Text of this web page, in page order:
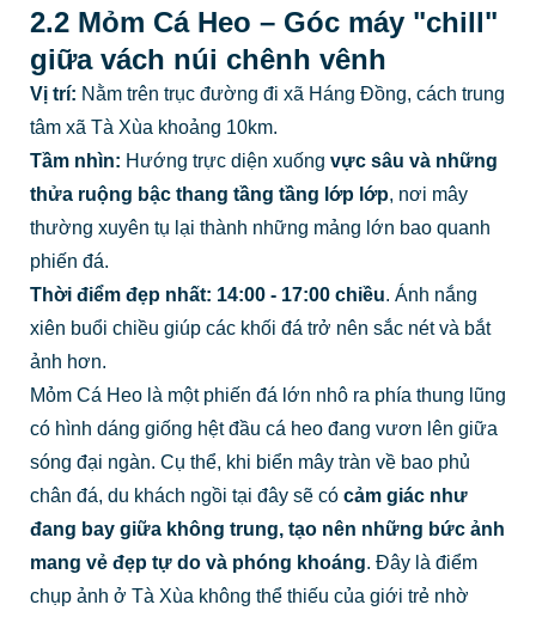
2.2 Mỏm Cá Heo – Góc máy "chill"
giữa vách núi chênh vênh
Vị trí: Nằm trên trục đường đi xã Háng Đồng, cách trung
tâm xã Tà Xùa khoảng 10km.
Tầm nhìn: Hướng trực diện xuống vực sâu và những
thửa ruộng bậc thang tầng tầng lớp lớp, nơi mây
thường xuyên tụ lại thành những mảng lớn bao quanh
phiến đá.
Thời điểm đẹp nhất: 14:00 - 17:00 chiều. Ánh nắng
xiên buổi chiều giúp các khối đá trở nên sắc nét và bắt
ảnh hơn.
Mỏm Cá Heo là một phiến đá lớn nhô ra phía thung lũng
có hình dáng giống hệt đầu cá heo đang vươn lên giữa
sóng đại ngàn. Cụ thể, khi biển mây tràn về bao phủ
chân đá, du khách ngồi tại đây sẽ có cảm giác như
đang bay giữa không trung, tạo nên những bức ảnh
mang vẻ đẹp tự do và phóng khoáng. Đây là điểm
chụp ảnh ở Tà Xùa không thể thiếu của giới trẻ nhờ